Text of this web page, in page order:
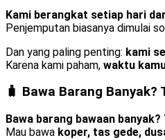
Kami berangkat setiap hari
Penjemputan biasanya dimulai
Dan yang paling penting: kami
Karena kami paham, waktu
🧳 Bawa Barang Banyak?
Bawa barang bawaan
Mau bawa koper, tas gede,